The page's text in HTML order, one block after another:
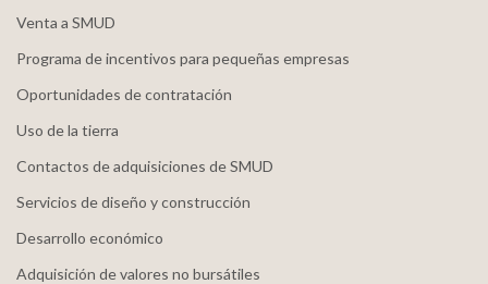
Venta a SMUD
Programa de incentivos para pequeñas empresas
Oportunidades de contratación
Uso de la tierra
Contactos de adquisiciones de SMUD
Servicios de diseño y construcción
Desarrollo económico
Adquisición de valores no bursátiles